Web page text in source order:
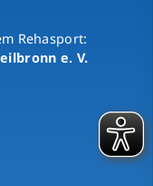
Rehasport:
e. V.